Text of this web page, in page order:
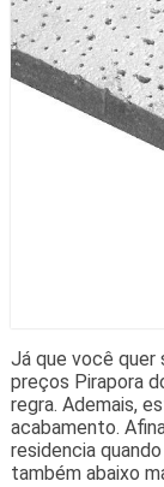
Já que você quer
preços Pirapora
regra. Ademais,
acabamento.
residencia
também abaixo